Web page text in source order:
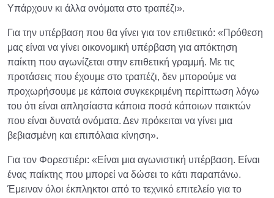
Υπάρχουν κι άλλα ονόματα στο τραπέζι».
Για την υπέρβαση που θα γίνει για τον επιθετικό: «Πρόθεση
μας είναι να γίνει οικονομική υπέρβαση για απόκτηση
παίκτη που αγωνίζεται στην επιθετική γραμμή. Με τις
προτάσεις που έχουμε στο τραπέζι, δεν μπορούμε να
προχωρήσουμε με κάποια συγκεκριμένη περίπτωση λόγω
του ότι είναι απλησίαστα κάποια ποσά κάποιων παικτών
που είναι δυνατά ονόματα. Δεν πρόκειται να γίνει μια
βεβιασμένη και επιπόλαια κίνηση».
Για τον Φορεστιέρι: «Είναι μια αγωνιστική υπέρβαση. Είναι
ένας παίκτης που μπορεί να δώσει το κάτι παραπάνω.
Έμειναν όλοι έκπληκτοι από το τεχνικό επιτελείο για το